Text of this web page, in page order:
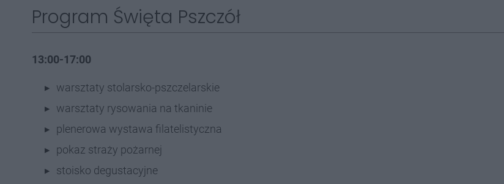
Program Święta Pszczół
13:00-17:00
warsztaty stolarsko-pszczelarskie
warsztaty rysowania na tkaninie
plenerowa wystawa filatelistyczna
pokaz straży pożarnej
stoisko degustacyjne